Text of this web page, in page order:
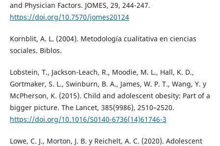
and Physician Factors. JOMES, 29, 244-247.
https://doi.org/10.7570/jomes20124
Kornblit, A. L. (2004). Metodología cualitativa en ciencias
sociales. Biblos.
Lobstein, T., Jackson-Leach, R., Moodie, M. L., Hall, K. D.,
Gortmaker, S. L., Swinburn, B. A., James, W. P. T., Wang, Y. y
McPherson, K. (2015). Child and adolescent obesity: Part of a
bigger picture. The Lancet, 385(9986), 2510–2520.
https://doi.org/10.1016/S0140-6736(14)61746-3
Lowe, C. J., Morton, J. B. y Reichelt, A. C. (2020). Adolescent